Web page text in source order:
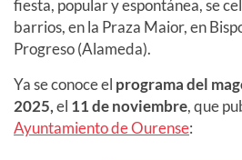
fiesta, popular y espontánea, se
barrios, en la Praza Maior, en
Progreso (Alameda).
Ya se conoce el programa del
2025,el 11 de noviembre, que
Ayuntamiento de Ourense: